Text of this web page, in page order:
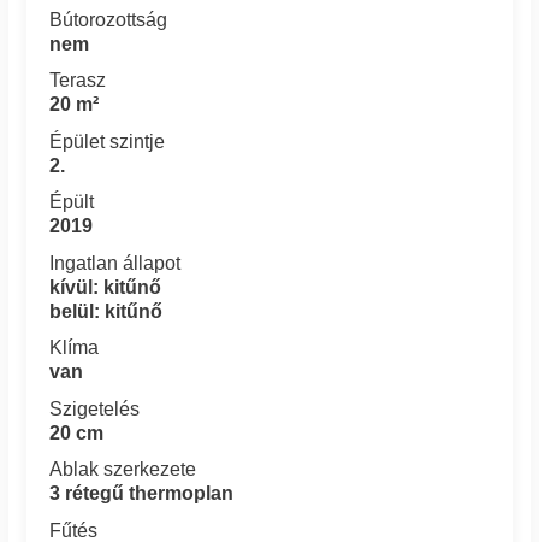
Bútorozottság
nem
Terasz
20 m²
Épület szintje
2.
Épült
2019
Ingatlan állapot
kívül: kitűnő
belül: kitűnő
Klíma
van
Szigetelés
20 cm
Ablak szerkezete
3 rétegű thermoplan
Fűtés